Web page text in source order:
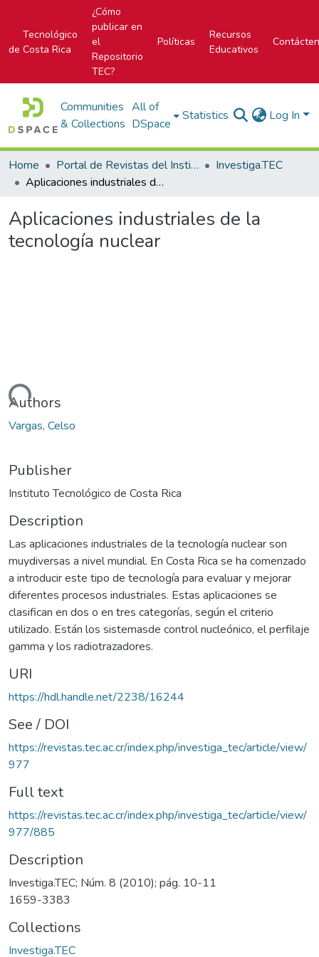
Tecnológico
de Costa Rica
¿Cómo
publicar en
el
Repositorio
TEC?
Políticas
Recursos
Educativos
Communities
& Collections
All of
DSpace
Statistics Log In
Home Portal de Revistas del Instituto Tecnológico de Costa Rica
Investiga.TEC
Aplicaciones industriales de la tecnología nuclear
Aplicaciones industriales de la
tecnología nuclear
Authors
Vargas, Celso
Publisher
Instituto Tecnológico de Costa Rica
Description
Las aplicaciones industriales de la tecnología nuclear son
muydiversas a nivel mundial. En Costa Rica se ha comenzado
a introducir este tipo de tecnología para evaluar y mejorar
diferentes procesos industriales. Estas aplicaciones se
clasifican en dos o en tres categorías, según el criterio
utilizado. Están los sistemasde control nucleónico, el perfilaje
gamma y los radiotrazadores.
URI
https://hdl.handle.net/2238/16244
See / DOI
https://revistas.tec.ac.cr/index.php/investiga_tec/article/view/
977
Full text
https://revistas.tec.ac.cr/index.php/investiga_tec/article/view/
977/885
Description
Investiga.TEC; Núm. 8 (2010); pág. 10-11
1659-3383
Collections
Investiga.TEC